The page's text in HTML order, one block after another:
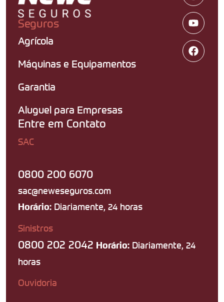
Seguros
Agrícola
Máquinas e Equipamentos
Garantia
Aluguel para Empresas
Entre em Contato
SAC
0800 200 6070
sac@neweseguros.com
Horário: Diariamente, 24 horas
Sinistros
0800 202 2042 Horário: Diariamente, 24
horas
Ouvidoria